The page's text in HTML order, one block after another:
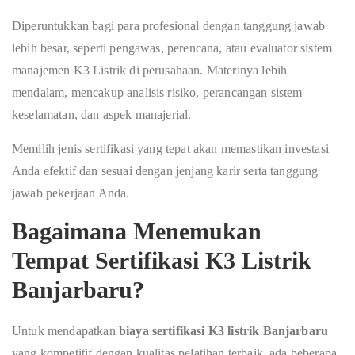
Diperuntukkan bagi para profesional dengan tanggung jawab
lebih besar, seperti pengawas, perencana, atau evaluator sistem
manajemen K3 Listrik di perusahaan. Materinya lebih
mendalam, mencakup analisis risiko, perancangan sistem
keselamatan, dan aspek manajerial.
Memilih jenis sertifikasi yang tepat akan memastikan investasi
Anda efektif dan sesuai dengan jenjang karir serta tanggung
jawab pekerjaan Anda.
Bagaimana Menemukan
Tempat Sertifikasi K3 Listrik
Banjarbaru?
Untuk mendapatkan biaya sertifikasi K3 listrik Banjarbaru